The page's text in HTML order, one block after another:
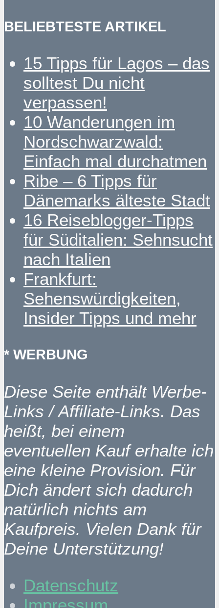
BELIEBTESTE ARTIKEL
15 Tipps für Lagos – das
solltest Du nicht
verpassen!
10 Wanderungen im
Nordschwarzwald:
Einfach mal durchatmen
Ribe – 6 Tipps für
Dänemarks älteste Stadt
16 Reiseblogger-Tipps
für Süditalien: Sehnsucht
nach Italien
Frankfurt:
Sehenswürdigkeiten,
Insider Tipps und mehr
* WERBUNG
Diese Seite enthält Werbe-
Links / Affiliate-Links. Das
heißt, bei einem
eventuellen Kauf erhalte ich
eine kleine Provision. Für
Dich ändert sich dadurch
natürlich nichts am
Kaufpreis. Vielen Dank für
Deine Unterstützung!
Datenschutz